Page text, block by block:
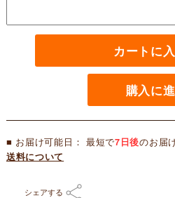
カートに
購入に
■ お届け可能日： 最短で7日後のお届
送料について
シェアする